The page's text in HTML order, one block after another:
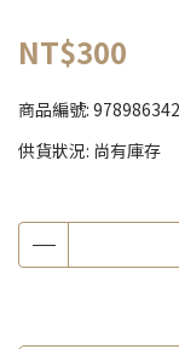
NT$300
商品編號:
供貨狀況: 尚有庫存